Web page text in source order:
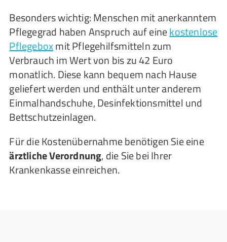
Besonders wichtig: Menschen mit anerkanntem
Pflegegrad haben Anspruch auf einekostenlose
Pflegeboxmit Pflegehilfsmitteln zum
Verbrauch im Wert von bis zu 42 Euro
monatlich. Diese kann bequem nach Hause
geliefert werden und enthält unter anderem
Einmalhandschuhe, Desinfektionsmittel und
Bettschutzeinlagen.
Für die Kostenübernahme benötigen Sie eine
ärztliche Verordnung, die Sie bei Ihrer
Krankenkasse einreichen.